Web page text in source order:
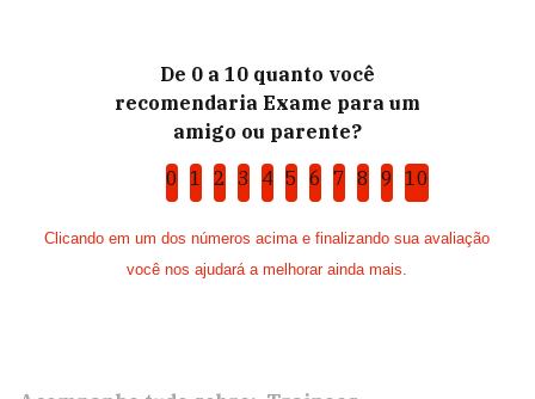
De 0 a 10 quanto você
recomendaria Exame para um
amigo ou parente?
0 1 2 3 4 5 6 7 8 9 10
Clicando em um dos números acima e finalizando sua avaliação
você nos ajudará a melhorar ainda mais.